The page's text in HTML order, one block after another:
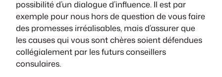
possibilité d’un dialogue d’influence. Il est par
exemple pour nous hors de question de vous faire
des promesses irréalisables, mais d’assurer que
les causes qui vous sont chères soient défendues
collégialement par les futurs conseillers
consulaires.